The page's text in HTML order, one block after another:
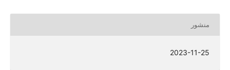
منشور
2023-11-25